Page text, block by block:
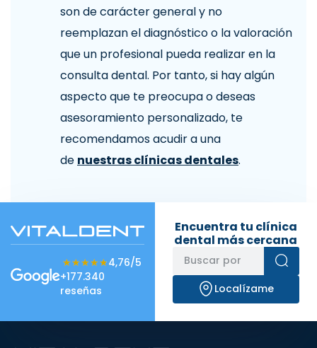
son de carácter general y no
reemplazan el diagnóstico o la valoración
que un profesional pueda realizar en la
consulta dental. Por tanto, si hay algún
aspecto que te preocupa o deseas
asesoramiento personalizado, te
recomendamos acudir a una
de nuestras clínicas dentales.
★★★★★
★★★★★4,76/5
+177.340
reseñas
Encuentra tu clínica
dental más cercana
Localízame